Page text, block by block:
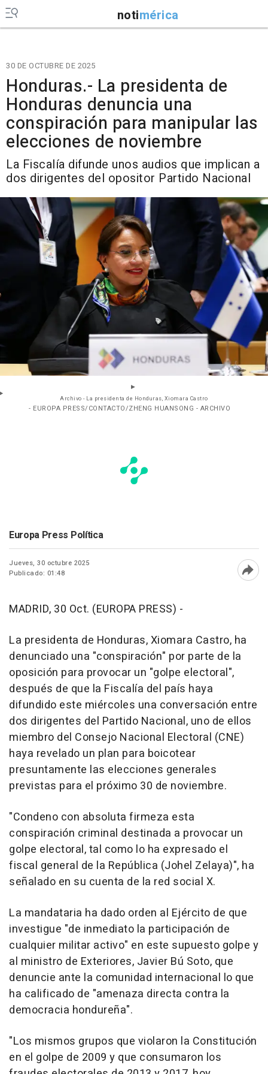
notimérica
30 DE OCTUBRE DE 2025
Honduras.- La presidenta de
Honduras denuncia una
conspiración para manipular las
elecciones de noviembre
La Fiscalía difunde unos audios que implican a
dos dirigentes del opositor Partido Nacional
Archivo - La presidenta de Honduras, Xiomara Castro
- EUROPA PRESS/CONTACTO/ZHENG HUANSONG - ARCHIVO
Europa Press Política
Jueves, 30 octubre 2025
Publicado: 01:48
MADRID, 30 Oct. (EUROPA PRESS) -
La presidenta de Honduras, Xiomara Castro, ha
denunciado una "conspiración" por parte de la
oposición para provocar un "golpe electoral",
después de que la Fiscalía del país haya
difundido este miércoles una conversación entre
dos dirigentes del Partido Nacional, uno de ellos
miembro del Consejo Nacional Electoral (CNE)
haya revelado un plan para boicotear
presuntamente las elecciones generales
previstas para el próximo 30 de noviembre.
"Condeno con absoluta firmeza esta
conspiración criminal destinada a provocar un
golpe electoral, tal como lo ha expresado el
fiscal general de la República (Johel Zelaya)", ha
señalado en su cuenta de la red social X.
La mandataria ha dado orden al Ejército de que
investigue "de inmediato la participación de
cualquier militar activo" en este supuesto golpe y
al ministro de Exteriores, Javier Bú Soto, que
denuncie ante la comunidad internacional lo que
ha calificado de "amenaza directa contra la
democracia hondureña".
"Los mismos grupos que violaron la Constitución
en el golpe de 2009 y que consumaron los